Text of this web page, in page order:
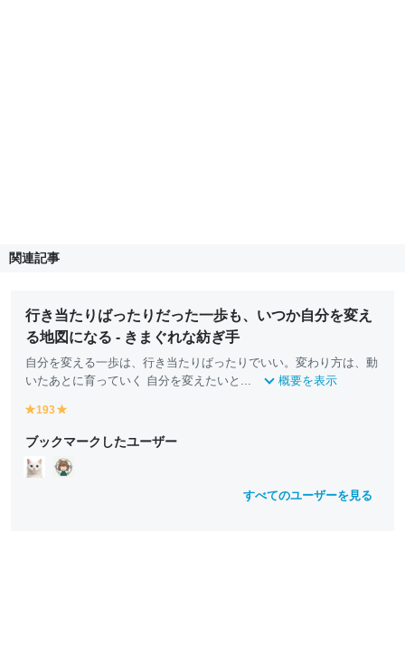
関連記事
行き当たりばったりだった一歩も、いつか自分を変え
る地図になる - きまぐれな紡ぎ手
自分を変える一歩は、行き当たりばったりでいい。変わり方は、動
いたあとに育っていく 自分を変えたいと...
概要を表示
y
ll
o
w
193
ll
o
w
ブックマークしたユーザー
すべてのユーザーを見る